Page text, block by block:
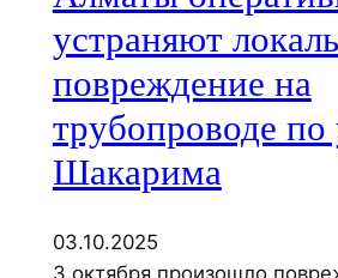
устраняют
повреждение на
трубопроводе по
Шакарима
03.10.2025
3 октября произошло